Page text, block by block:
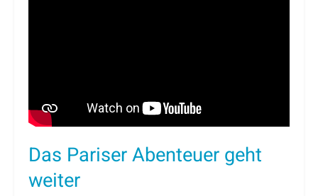
Das Pariser Abenteuer geht
weiter